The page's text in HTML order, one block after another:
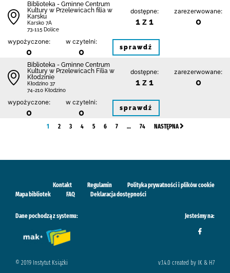
Biblioteka - Gminne Centrum
Kultury w Przelewicach filia w
Karsku
Karsko 7A
73-115 Dolice
dostępne:
1 z 1
zarezerwowane:
0
wypożyczone:
0
w czytelni:
0 sprawdź
Biblioteka - Gminne Centrum
Kultury w Przelewicach Filia w
Kłodzinie
Kłodzino 37
74-210 Kłodzino
dostępne:
1 z 1
zarezerwowane:
0
wypożyczone:
0
w czytelni:
0 sprawdź
1 2 3 4 5 6 7 … 74 NASTĘPNA
Kontakt Regulamin
Polityka prywatności i plików cookie
Mapa bibliotek
FAQ Deklaracja dostępności
Dane pochodzą z systemu: Jesteśmy na:
© 2019 Instytut Książki v.1.4.0 created by IK & H7